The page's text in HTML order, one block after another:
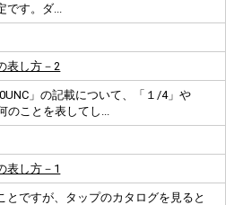
です。ダ...
表し方－2
」の記載について、「１/4」や
のことを表してし...
表し方－1
とですが、タップのカタログを見ると